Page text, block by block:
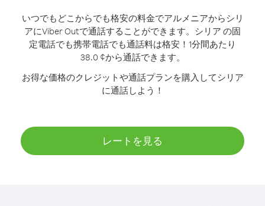
いつでもどこからでも格安の料金でアルメニアからシリ
アにViber Outで通話することができます。 シリア の固
定電話でも携帯電話でも通話料は格安！1分間あたり
38.0 ¢から通話できます。
お得な価格のクレジットや通話プランを購入してシリア
に通話しよう！
レートを見る